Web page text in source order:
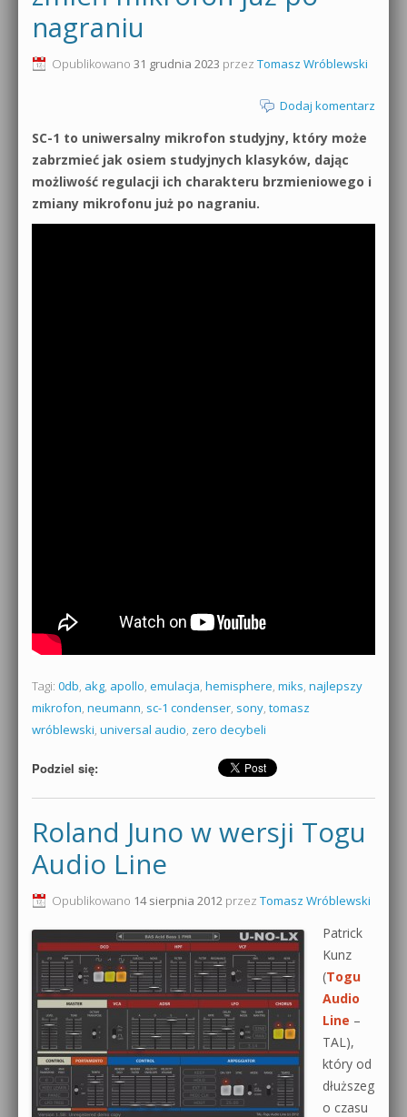
Produkcja muzyczna od podstaw
Dubstep z syntezatorem Massive
Kontakt 5 Kompendium
0dB.pl - informacje
Newsletter
Archiwum aktualności
Polityka prywatności
nagraniu
Opublikowano 31 grudnia 2023 przez Tomasz Wróblewski
Dodaj komentarz
SC-1 to uniwersalny mikrofon studyjny, który może
zabrzmieć jak osiem studyjnych klasyków, dając
możliwość regulacji ich charakteru brzmieniowego i
zmiany mikrofonu już po nagraniu.
Tagi: 0db, akg, apollo, emulacja, hemisphere, miks, najlepszy
mikrofon, neumann, sc-1 condenser, sony, tomasz
wróblewski, universal audio, zero decybeli
Podziel się:
Roland Juno w wersji Togu
Audio Line
Opublikowano 14 sierpnia 2012 przez Tomasz Wróblewski
Patrick
Kunz
(Togu
Audio
Line –
TAL),
który od
dłuższeg
o czasu